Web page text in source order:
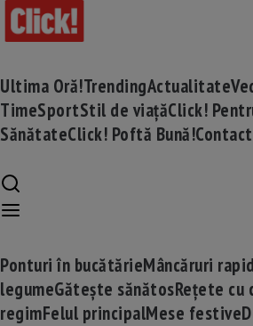
Ultima Oră!TrendingActualitate
TimeSportStil de viațăClick!
SănătateClick! Poftă Bună!Contact
Ponturi în bucătărieMâncăruri
legumeGătește sănătosRețete cu
regimFelul principalMese festive